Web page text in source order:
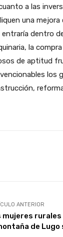
a las
una
entraría dentro
la
de aptitud
los
ANTERIOR
mujeres rurales
de